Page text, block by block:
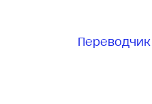
Переводчик